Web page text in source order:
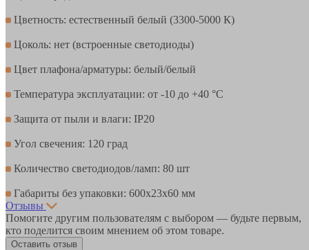
Цветность: естественный белый (3300-5000 К)
Цоколь: нет (встроенные светодиоды)
Цвет плафона/арматуры: белый/белый
Температура эксплуатации: от -10 до +40 °С
Защита от пыли и влаги: IP20
Угол свечения: 120 град
Количество светодиодов/ламп: 80 шт
Габариты без упаковки: 600х23х60 мм
Отзывы
Помогите другим пользователям с выбором — будьте первым,
кто поделится своим мнением об этом товаре.
Оставить отзыв